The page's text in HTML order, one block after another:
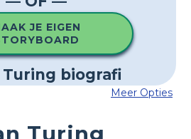
JE EIGEN
Meer Opties
Turing